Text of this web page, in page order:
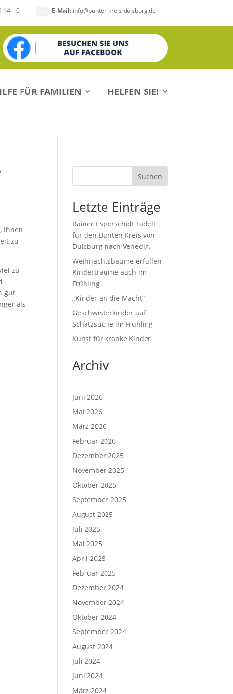
14 – 0 E-Mail: info@bunter-kreis-duisburg.de
FÜR FAMILIEN HELFEN SIE!
Ihnen
zu
zu
gut
als
Suchen
Letzte Einträge
Rainer Esperschidt radelt
für den Bunten Kreis von
Duisburg nach Venedig.
Weihnachtsbäume erfüllen
Kinderträume auch im
Frühling
„Kinder an die Macht“
Geschwisterkinder auf
Schatzsuche im Frühling
Kunst für kranke Kinder
Archiv
Juni 2026
Mai 2026
März 2026
Februar 2026
Dezember 2025
November 2025
Oktober 2025
September 2025
August 2025
Juli 2025
Mai 2025
April 2025
Februar 2025
Dezember 2024
November 2024
Oktober 2024
September 2024
August 2024
Juli 2024
Juni 2024
März 2024